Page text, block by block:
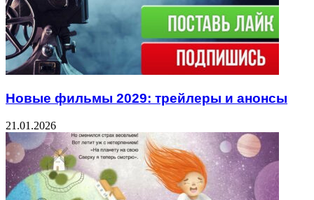
Новые фильмы 2029: трейлеры и анонсы
21.01.2026